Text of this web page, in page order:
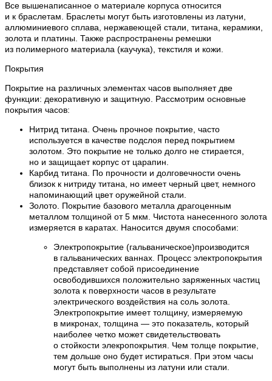
Все вышенаписанное о материале корпуса относится
и к браслетам. Браслеты могут быть изготовлены из латуни,
аллюминиевого сплава, нержавеющей стали, титана, керамики,
золота и платины. Также распространены ремешки
из полимерного материала (каучука), текстиля и кожи.
Покрытия
Покрытие на различных элементах часов выполняет две
функции: декоративную и защитную. Рассмотрим основные
покрытия часов:
Нитрид титана. Очень прочное покрытие, часто
используется в качестве подслоя перед покрытием
золотом. Это покрытие не только долго не стирается,
но и защищает корпус от царапин.
Карбид титана. По прочности и долговечности очень
близок к нитриду титана, но имеет черный цвет, немного
напоминающий цвет оружейной стали.
Золото. Покрытие базового металла драгоценным
металлом толщиной от 5 мкм. Чистота нанесенного золота
измеряется в каратах. Наносится двумя способами:
Электропокрытие (гальваническое)производится
в гальванических ваннах. Процесс электропокрытия
представляет собой присоединение
освободившихся положительно заряженных частиц
золота к поверхности часов в результате
электрического воздействия на соль золота.
Электропокрытие имеет толщину, измеряемую
в микронах, толщина — это показатель, который
наиболее четко может свидетельствовать
о стойкости элекропокрытия. Чем толще покрытие,
тем дольше оно будет истираться. При этом часы
могут быть выполнены из латуни или стали.